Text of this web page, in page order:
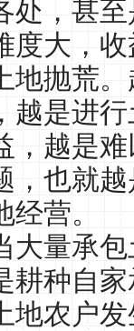
处，甚
度大，
地抛荒
越是进
，越是
，也就
经营。
大量承
耕种自
地农户